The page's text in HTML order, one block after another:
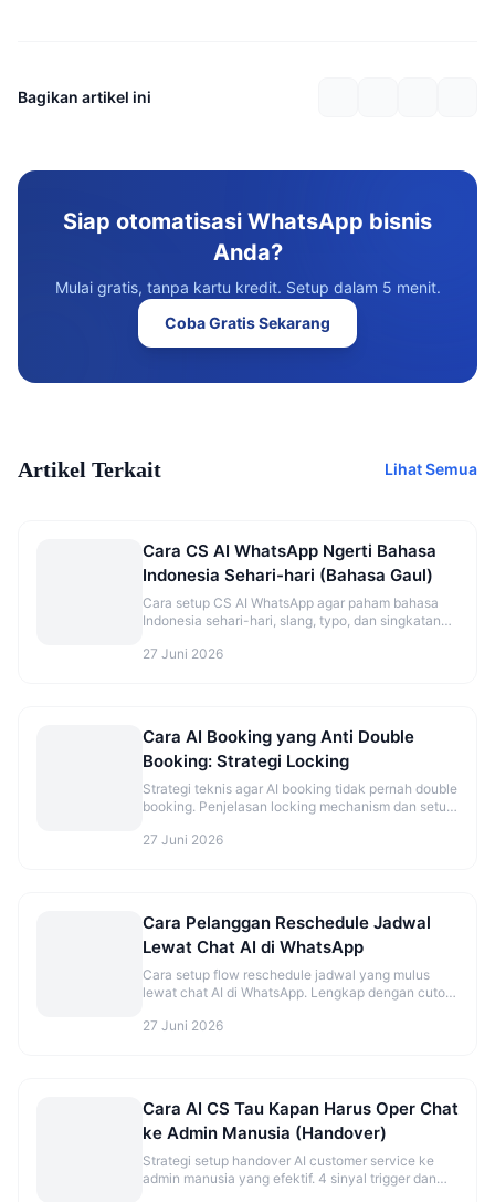
Bagikan artikel ini
Siap otomatisasi WhatsApp bisnis
Anda?
Mulai gratis, tanpa kartu kredit. Setup dalam 5 menit.
Coba Gratis Sekarang
Artikel Terkait Lihat Semua
Cara CS AI WhatsApp Ngerti Bahasa
Indonesia Sehari-hari (Bahasa Gaul)
Cara setup CS AI WhatsApp agar paham bahasa
Indonesia sehari-hari, slang, typo, dan singkatan
27 Juni 2026
Cara AI Booking yang Anti Double
Booking: Strategi Locking
Strategi teknis agar AI booking tidak pernah double
booking. Penjelasan locking mechanism dan setup
27 Juni 2026
Cara Pelanggan Reschedule Jadwal
Lewat Chat AI di WhatsApp
Cara setup flow reschedule jadwal yang mulus
lewat chat AI di WhatsApp. Lengkap dengan cutoff
27 Juni 2026
Cara AI CS Tau Kapan Harus Oper Chat
ke Admin Manusia (Handover)
Strategi setup handover AI customer service ke
admin manusia yang efektif. 4 sinyal trigger dan